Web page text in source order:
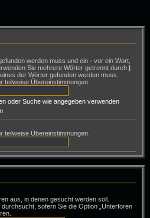
werden muss und ein - vor ein Wort,
Sie mehrere Wörter getrennt durch |
der Wörter gefunden werden muss.
teilweise Übereinstimmungen.
oder Suche wie angegeben verwenden
teilweise Übereinstimmungen.
aus, in denen gesucht werden soll.
sofern Sie die Option „Unterforen